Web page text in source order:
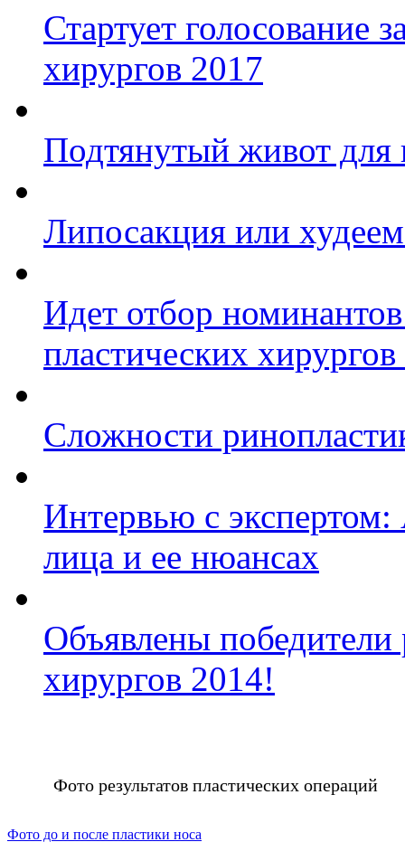
Стартует голосование
хирургов 2017
Подтянутый живот для
Липосакция или
Идет отбор
пластических
Сложности
Интервью с
лица и ее нюансах
Объявлены
хирургов 2014!
Фото результатов пластических операций
Фото до и после пластики носа